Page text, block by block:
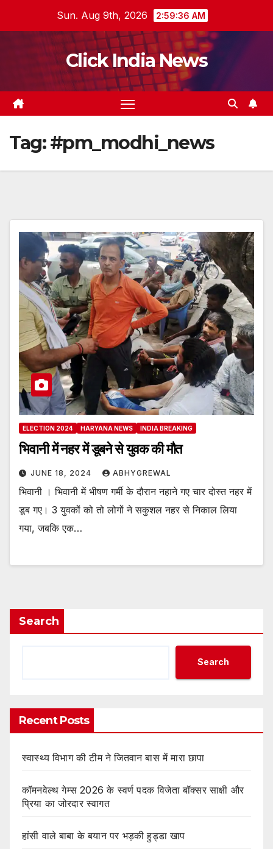
Sun. Aug 9th, 2026 2:59:37 AM
Click India News
Tag:#pm_modhi_news
ELECTION 2024 HARYANA NEWS INDIA BREAKING
भिवानी में नहर में डूबने से युवक की मौत
JUNE 18, 2024 ABHYGREWAL
भिवानी । भिवानी में भीषण गर्मी के दौरान नहाने गए चार दोस्त नहर में
डूब गए। 3 युवकों को तो लोगों ने सकुशल नहर से निकाल लिया
गया, जबकि एक…
Search
Search
Recent Posts
स्वास्थ्य विभाग की टीम ने जितवान बास में मारा छापा
कॉमनवेल्थ गेम्स 2026 के स्वर्ण पदक विजेता बॉक्सर साक्षी और
प्रिया का जोरदार स्वागत
हांसी वाले बाबा के बयान पर भड़की हुड्डा खाप